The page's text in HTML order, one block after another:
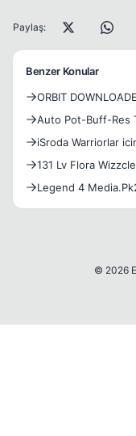
Paylaş:
Benzer Konular
ORBIT
Auto Pot-Buff-Res
iSroda Warriorlar
131 Lv Flora
satiyorumcarda
Legend 4
© 2026